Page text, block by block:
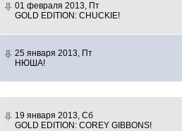
01 февраля 2013, Пт
GOLD EDITION: CHUCKIE!
25 января 2013, Пт
НЮША!
19 января 2013, Сб
GOLD EDITION: COREY GIBBONS!